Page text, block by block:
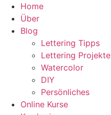
Zum
Inhalt
wechseln
Home
Über
Blog
Lettering Tipps
Lettering Projekte
Watercolor
DIY
Persönliches
Online Kurse